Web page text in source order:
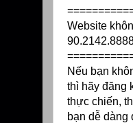
Website
Nếu bạn
thì hãy đăng
thực chiến,
bạn dễ dàng